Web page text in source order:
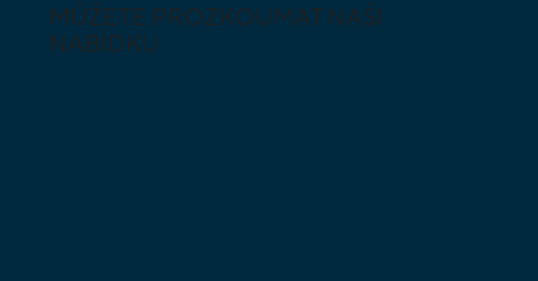
MŮŽETE PROZKOUMAT NAŠI
NABÍDKU